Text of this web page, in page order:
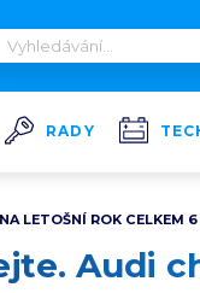
RADY
LETOŠNÍ ROK CELKEM
Audi